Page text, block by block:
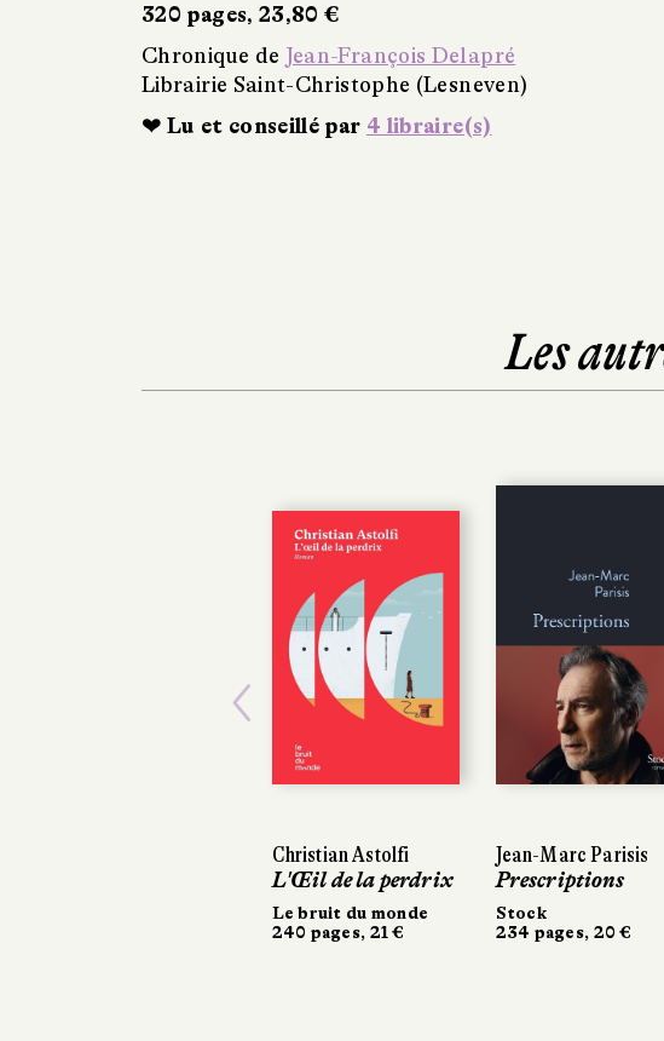
320 pages, 23,80 €
Chronique de Jean-François Delapré
Librairie Saint-Christophe (Lesneven)
❤ Lu et conseillé par 4 libraire(s)
Les
Christian Astolfi
L'Œil de la perdrix
Le bruit du monde
240 pages, 21 €
Jean-Marc Parisis
Prescriptions
Stock
234 pages, 20 €
Previous